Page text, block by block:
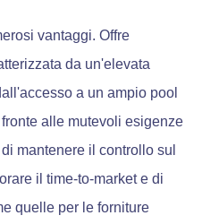
vantaggi. Offre
da un'elevata
a un ampio pool
alle mutevoli esigenze
mantenere il controllo sul
il time-to-market e di
quelle per le forniture